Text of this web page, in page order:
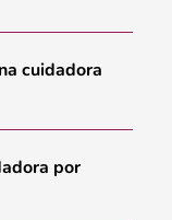
cuidadora
por